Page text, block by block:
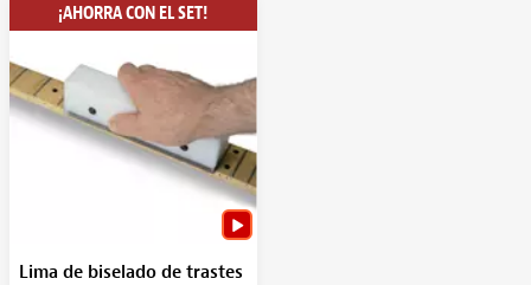
¡AHORRA CON EL SET!
Lima de biselado de trastes